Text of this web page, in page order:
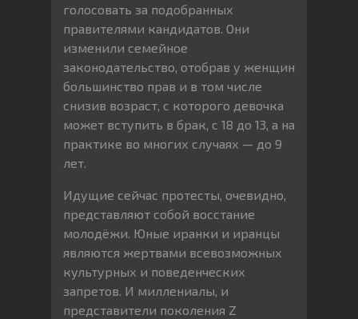
голосовать за подобранных
правителями кандидатов. Они
изменили семейное
законодательство, отобрав у женщин
большинство прав и в том числе
снизив возраст, с которого девочка
может вступить в брак, с 18 до 13, а на
практике во многих случаях — до 9
лет.
Идущие сейчас протесты, очевидно,
представляют собой восстание
молодёжи. Юные иранки и иранцы
являются жертвами всевозможных
культурных и поведенческих
запретов. И миллениалы, и
представители поколения Z